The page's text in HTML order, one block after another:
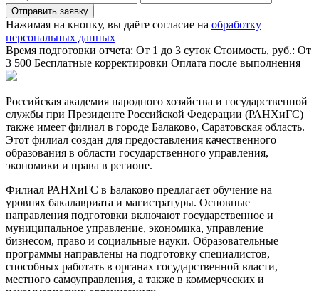
Отправить заявку
Нажимая на кнопку, вы даёте согласие на обработку
персональных данных
Время подготовки отчета: От 1 до 3 суток Стоимость, руб.: От
3 500 Бесплатные корректировки Оплата после выполнения
Российская академия народного хозяйства и государственной
службы при Президенте Российской Федерации (РАНХиГС)
также имеет филиал в городе Балаково, Саратовская область.
Этот филиал создан для предоставления качественного
образования в области государственного управления,
экономики и права в регионе.
Филиал РАНХиГС в Балаково предлагает обучение на
уровнях бакалавриата и магистратуры. Основные
направления подготовки включают государственное и
муниципальное управление, экономика, управление
бизнесом, право и социальные науки. Образовательные
программы направлены на подготовку специалистов,
способных работать в органах государственной власти,
местного самоуправления, а также в коммерческих и